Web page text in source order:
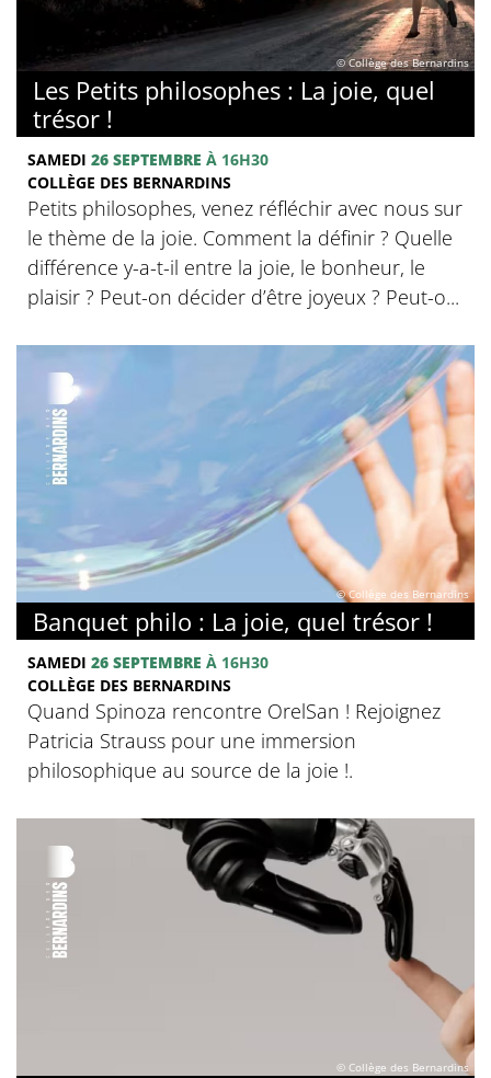
© Collège des Bernardins
Les Petits philosophes : La joie, quel
trésor !
SAMEDI 26 SEPTEMBRE À 16H30
COLLÈGE DES BERNARDINS
Petits philosophes, venez réfléchir avec nous sur
le thème de la joie. Comment la définir ? Quelle
différence y-a-t-il entre la joie, le bonheur, le
plaisir ? Peut-on décider d’être joyeux ? Peut-o...
© Collège des Bernardins
Banquet philo : La joie, quel trésor !
SAMEDI 26 SEPTEMBRE À 16H30
COLLÈGE DES BERNARDINS
Quand Spinoza rencontre OrelSan ! Rejoignez
Patricia Strauss pour une immersion
philosophique au source de la joie !.
© Collège des Bernardins